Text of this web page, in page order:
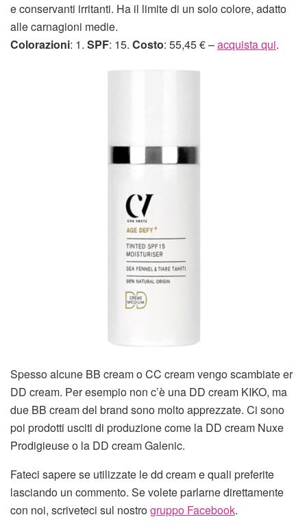
e conservanti irritanti. Ha il limite di un solo colore, adatto
alle carnagioni medie.
Colorazioni: 1. SPF: 15. Costo: 55,45 € –acquista qui.
Spesso alcune BB cream o CC cream vengo scambiate er
DD cream. Per esempio non c’è una DD cream KIKO, ma
due BB cream del brand sono molto apprezzate. Ci sono
poi prodotti usciti di produzione come la DD cream Nuxe
Prodigieuse o la DD cream Galenic.
Fateci sapere se utilizzate le dd cream e quali preferite
lasciando un commento. Se volete parlarne direttamente
con noi, scriveteci sul nostrogruppo Facebook.